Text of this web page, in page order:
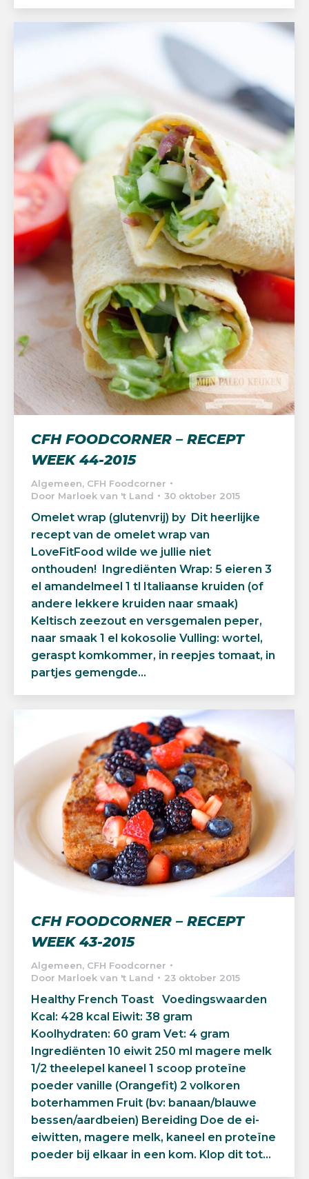
CFH FOODCORNER – RECEPT
WEEK 44-2015
Algemeen, CFH Foodcorner
Door Marloek van 't Land 30 oktober 2015
Omelet wrap (glutenvrij) by Dit heerlijke
recept van de omelet wrap van
LoveFitFood wilde we jullie niet
onthouden! Ingrediënten Wrap: 5 eieren 3
el amandelmeel 1 tl Italiaanse kruiden (of
andere lekkere kruiden naar smaak)
Keltisch zeezout en versgemalen peper,
naar smaak 1 el kokosolie Vulling: wortel,
geraspt komkommer, in reepjes tomaat, in
partjes gemengde…
CFH FOODCORNER – RECEPT
WEEK 43-2015
Algemeen, CFH Foodcorner
Door Marloek van 't Land 23 oktober 2015
Healthy French Toast Voedingswaarden
Kcal: 428 kcal Eiwit: 38 gram
Koolhydraten: 60 gram Vet: 4 gram
Ingrediënten 10 eiwit 250 ml magere melk
1/2 theelepel kaneel 1 scoop proteïne
poeder vanille (Orangefit) 2 volkoren
boterhammen Fruit (bv: banaan/blauwe
bessen/aardbeien) Bereiding Doe de ei-
eiwitten, magere melk, kaneel en proteïne
poeder bij elkaar in een kom. Klop dit tot…